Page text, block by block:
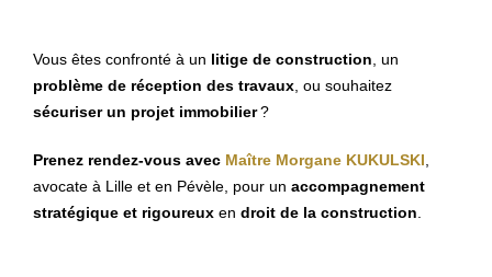
Vous êtes confronté à un litige de construction , un
problème de réception des travaux , ou souhaitez
sécuriser un projet immobilier?
Prenez rendez-vous avec Maître Morgane KUKULSKI
avocate à Lille et en Pévèle, pour un accompagnement
stratégique et rigoureux en droit de la construction